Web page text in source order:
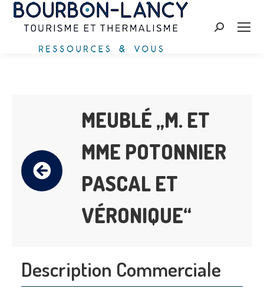
Search:
MEUBLÉ „M. ET
MME POTONNIER
PASCAL ET
VÉRONIQUE“
Description Commerciale